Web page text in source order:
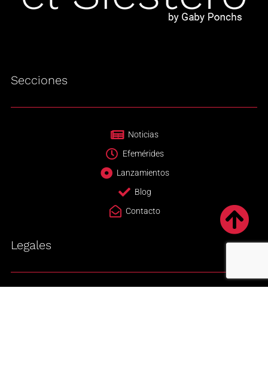
Secciones
Noticias
Efemérides
Lanzamientos
Blog
Contacto
Legales